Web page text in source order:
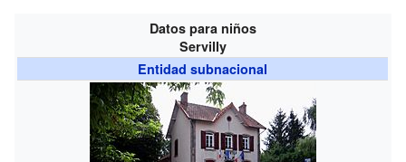
Datos para niños
Servilly
Entidad subnacional